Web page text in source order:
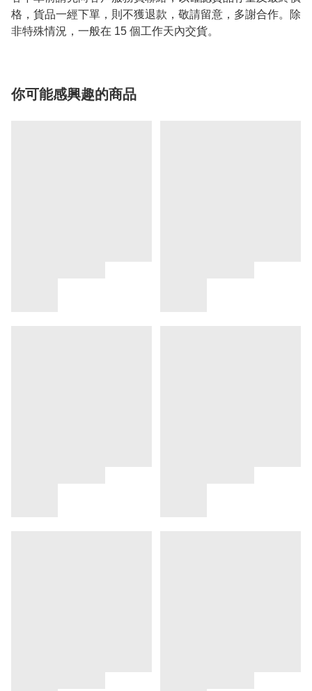
格，貨品一經下單，則不獲退款，敬請留意，多謝合作。除
非特殊情況，一般在 15 個工作天內交貨。
你可能感興趣的商品